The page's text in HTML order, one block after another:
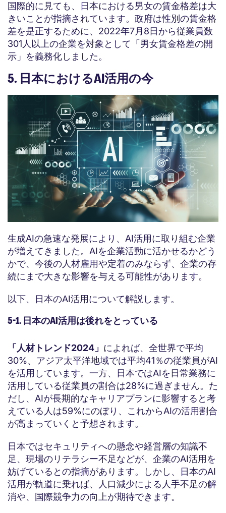
国際的に見ても、日本における男女の賃金格差は大
きいことが指摘されています。政府は性別の賃金格
差を是正するために、2022年7月8日から従業員数
301人以上の企業を対象として「男女賃金格差の開
示」を義務化しました。
5. 日本におけるAI活用の今
生成AIの急速な発展により、AI活用に取り組む企業
が増えてきました。AIを企業活動に活かせるかどう
かで、今後の人材雇用や定着のみならず、企業の存
続にまで大きな影響を与える可能性があります。
以下、日本のAI活用について解説します。
5-1. 日本のAI活用は後れをとっている
「人材トレンド2024」 によれば、全世界で平均
30%、アジア太平洋地域では平均41％の従業員がAI
を活用しています。一方、日本ではAIを日常業務に
活用している従業員の割合は28%に過ぎません。た
だし、AIが長期的なキャリアプランに影響すると考
えている人は59%にのぼり、これからAIの活用割合
が高まっていくと予想されます。
日本ではセキュリティへの懸念や経営層の知識不
足、現場のリテラシー不足などが、企業のAI活用を
妨げているとの指摘があります。しかし、日本のAI
活用が軌道に乗れば、人口減少による人手不足の解
消や、国際競争力の向上が期待できます。